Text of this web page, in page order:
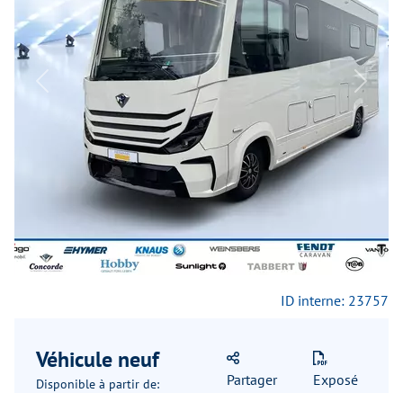
Previous Next
ID interne: 23757
Véhicule neuf
Disponible à partir de:
Partager Exposé